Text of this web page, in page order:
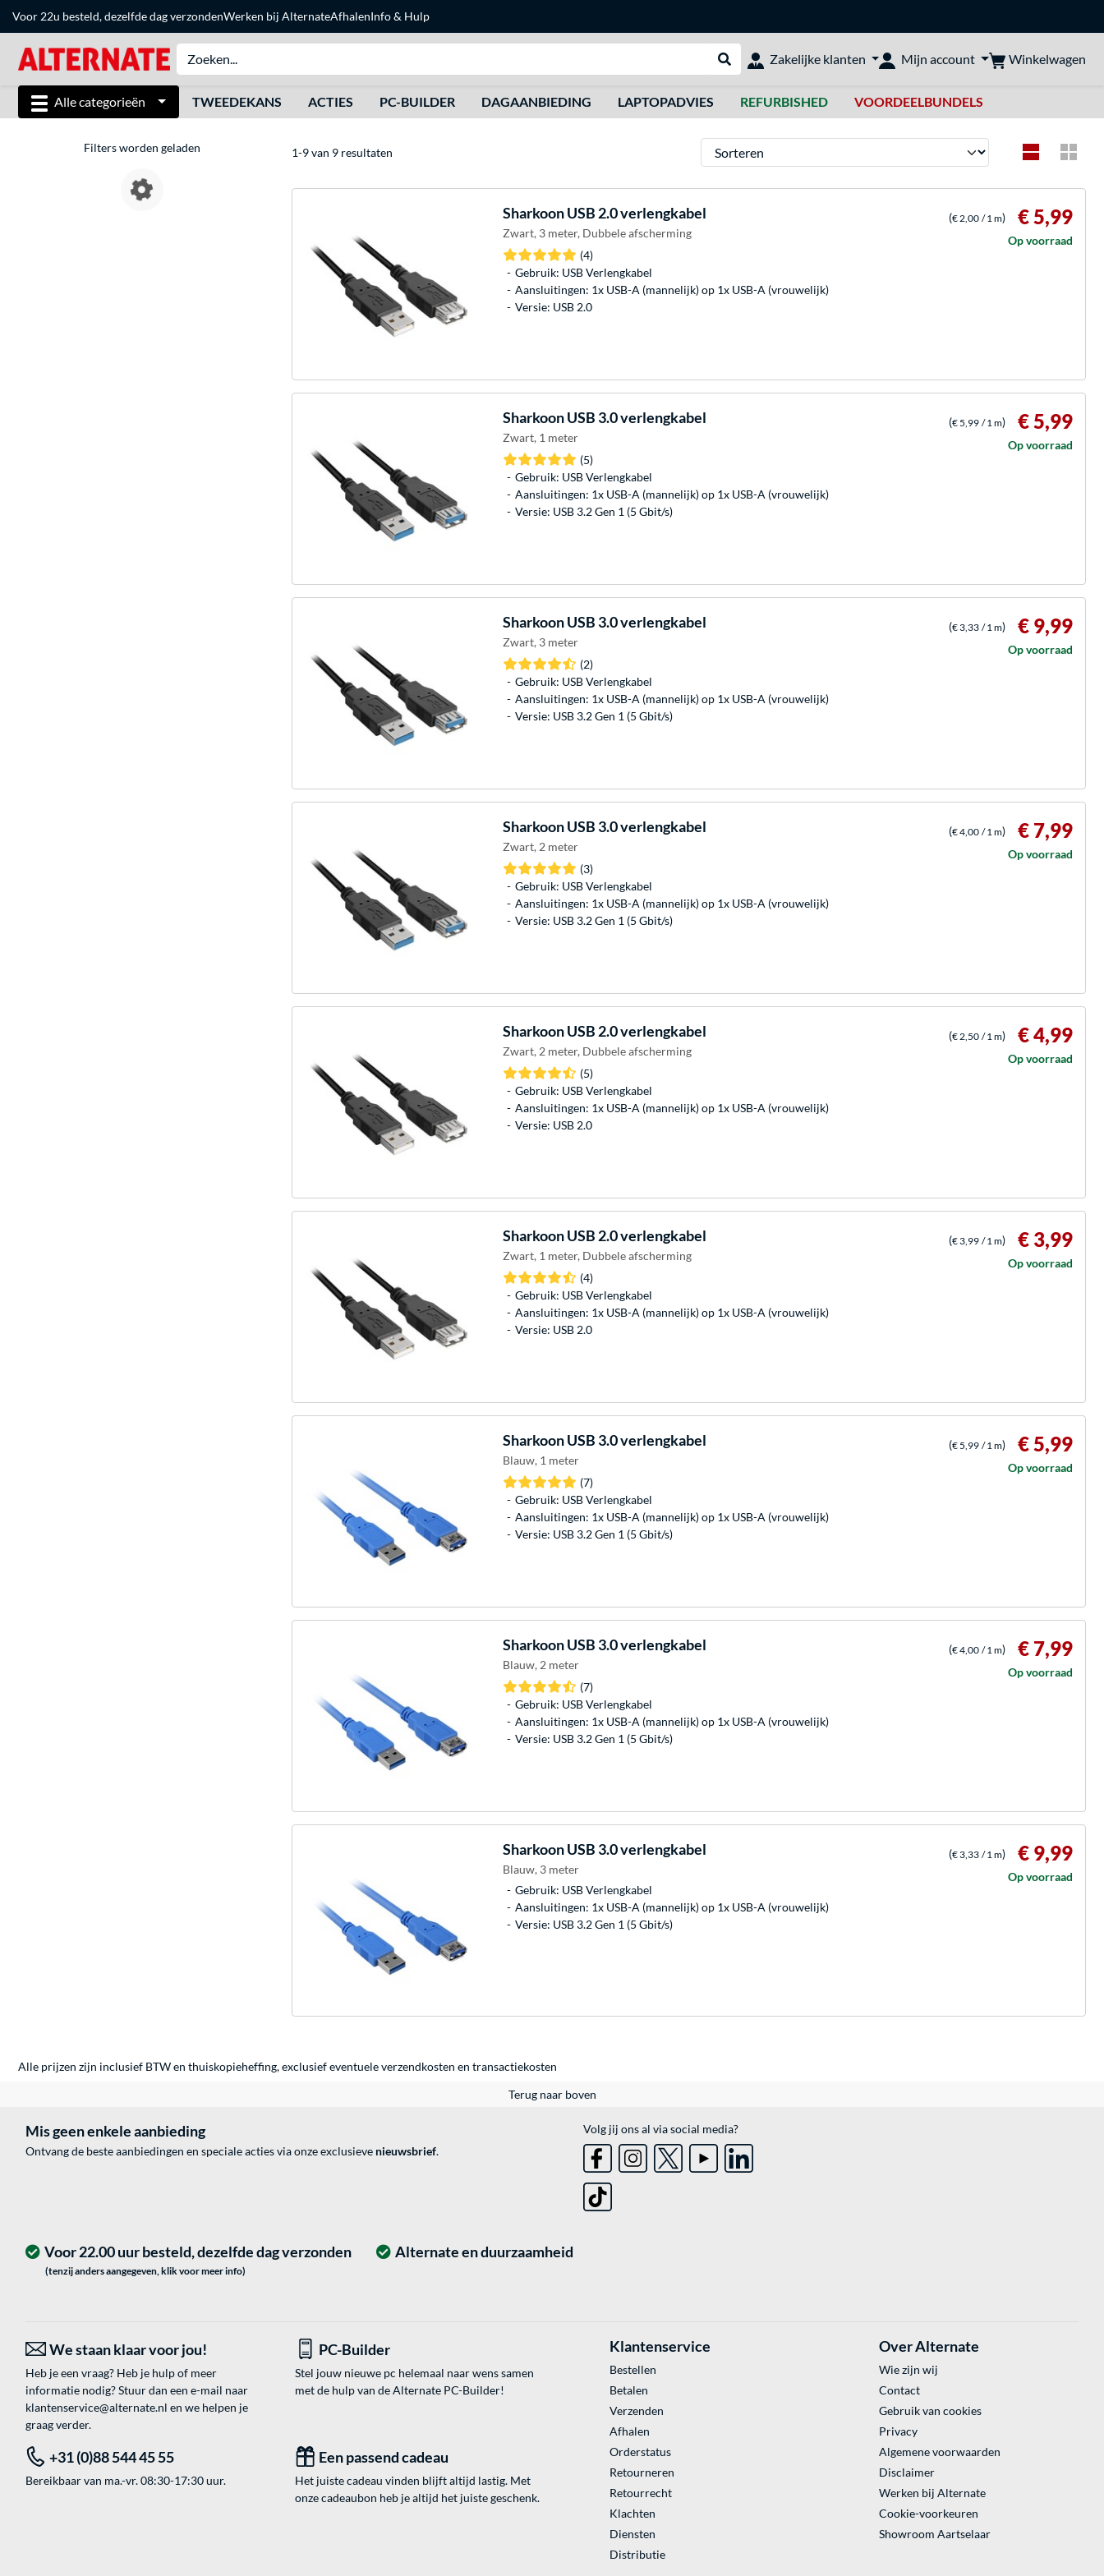
Voor 22u besteld, dezelfde dag verzondenWerken bij AlternateAfhalenInfo & Hulp
Webshop doorzoeken
Zakelijke klanten Mijn account Winkelwagen
Alle categorieën TWEEDEKANS ACTIES PC-BUILDER DAGAANBIEDING LAPTOPADVIES REFURBISHED VOORDEELBUNDELS
Filters worden geladen 1-9 van 9 resultaten Sorteren
SharkoonUSB 2.0 verlengkabel
Zwart, 3 meter, Dubbele afscherming
(4)
Gebruik: USB Verlengkabel
Aansluitingen: 1x USB-A (mannelijk) op 1x USB-A (vrouwelijk)
Versie: USB 2.0
(€ 2,00 / 1 m) € 5,99
Op voorraad
SharkoonUSB 3.0 verlengkabel
Zwart, 1 meter
(5)
Gebruik: USB Verlengkabel
Aansluitingen: 1x USB-A (mannelijk) op 1x USB-A (vrouwelijk)
Versie: USB 3.2 Gen 1 (5 Gbit/s)
(€ 5,99 / 1 m) € 5,99
Op voorraad
SharkoonUSB 3.0 verlengkabel
Zwart, 3 meter
(2)
Gebruik: USB Verlengkabel
Aansluitingen: 1x USB-A (mannelijk) op 1x USB-A (vrouwelijk)
Versie: USB 3.2 Gen 1 (5 Gbit/s)
(€ 3,33 / 1 m) € 9,99
Op voorraad
SharkoonUSB 3.0 verlengkabel
Zwart, 2 meter
(3)
Gebruik: USB Verlengkabel
Aansluitingen: 1x USB-A (mannelijk) op 1x USB-A (vrouwelijk)
Versie: USB 3.2 Gen 1 (5 Gbit/s)
(€ 4,00 / 1 m) € 7,99
Op voorraad
SharkoonUSB 2.0 verlengkabel
Zwart, 2 meter, Dubbele afscherming
(5)
Gebruik: USB Verlengkabel
Aansluitingen: 1x USB-A (mannelijk) op 1x USB-A (vrouwelijk)
Versie: USB 2.0
(€ 2,50 / 1 m) € 4,99
Op voorraad
SharkoonUSB 2.0 verlengkabel
Zwart, 1 meter, Dubbele afscherming
(4)
Gebruik: USB Verlengkabel
Aansluitingen: 1x USB-A (mannelijk) op 1x USB-A (vrouwelijk)
Versie: USB 2.0
(€ 3,99 / 1 m) € 3,99
Op voorraad
SharkoonUSB 3.0 verlengkabel
Blauw, 1 meter
(7)
Gebruik: USB Verlengkabel
Aansluitingen: 1x USB-A (mannelijk) op 1x USB-A (vrouwelijk)
Versie: USB 3.2 Gen 1 (5 Gbit/s)
(€ 5,99 / 1 m) € 5,99
Op voorraad
SharkoonUSB 3.0 verlengkabel
Blauw, 2 meter
(7)
Gebruik: USB Verlengkabel
Aansluitingen: 1x USB-A (mannelijk) op 1x USB-A (vrouwelijk)
Versie: USB 3.2 Gen 1 (5 Gbit/s)
(€ 4,00 / 1 m) € 7,99
Op voorraad
SharkoonUSB 3.0 verlengkabel
Blauw, 3 meter
Gebruik: USB Verlengkabel
Aansluitingen: 1x USB-A (mannelijk) op 1x USB-A (vrouwelijk)
Versie: USB 3.2 Gen 1 (5 Gbit/s)
(€ 3,33 / 1 m) € 9,99
Op voorraad
Alle prijzen zijn inclusief BTW en thuiskopieheffing, exclusief eventueleverzendkosten en transactiekosten
Terug naar boven
Mis geen enkele aanbieding
Ontvang de beste aanbiedingen en speciale acties via onze exclusieve nieuwsbrief.
Volg jij ons al via social media?
Alternate en duurzaamheid
Voor 22.00 uur besteld, dezelfde dag verzonden
(tenzij anders aangegeven, klik voor meer info)
We staan klaar voor jou!
Heb je een vraag? Heb je hulp of meer
informatie nodig? Stuur dan een e-mail naar
klantenservice@alternate.nl en we helpen je
graag verder.
PC-Builder
Stel jouw nieuwe pc helemaal naar wens samen
met de hulp van de Alternate PC-Builder!
+31 (0)88 544 45 55
Bereikbaar van ma.-vr. 08:30-17:30 uur.
Een passend cadeau
Het juiste cadeau vinden blijft altijd lastig. Met
onze cadeaubon heb je altijd het juiste geschenk.
Klantenservice
Bestellen
Betalen
Verzenden
Afhalen
Orderstatus
Retourneren
Retourrecht
Klachten
Diensten
Distributie
Over Alternate
Wie zijn wij
Contact
Gebruik van cookies
Privacy
Algemene voorwaarden
Disclaimer
Werken bij Alternate
Cookie-voorkeuren
Showroom Aartselaar